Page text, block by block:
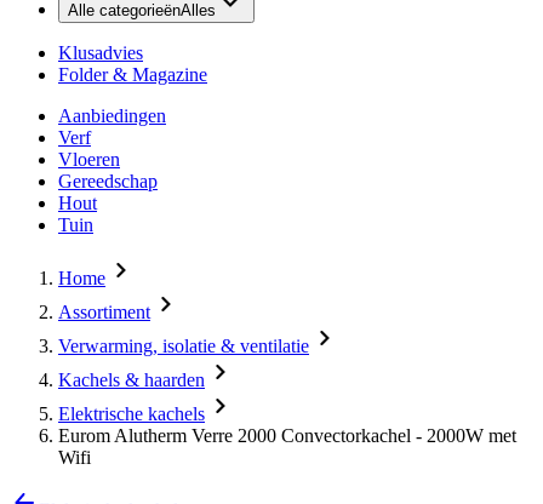
Alle categorieënAlles
Klusadvies
Folder & Magazine
Aanbiedingen
Verf
Vloeren
Gereedschap
Hout
Tuin
Home
Assortiment
Verwarming, isolatie & ventilatie
Kachels & haarden
Elektrische kachels
Eurom Alutherm Verre 2000 Convectorkachel - 2000W met
Wifi